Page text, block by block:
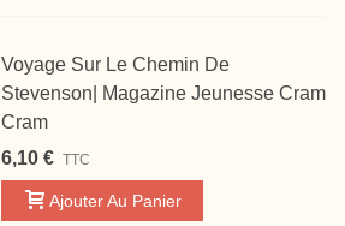
Voyage Sur Le Chemin De
Stevenson| Magazine Jeunesse Cram
Cram
6,10 € TTC
Ajouter Au Panier